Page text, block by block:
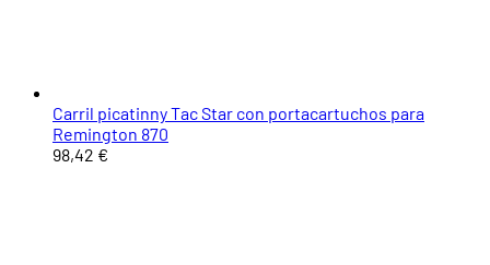
Carril picatinny Tac Star con portacartuchos para
Remington 870
98,42 €